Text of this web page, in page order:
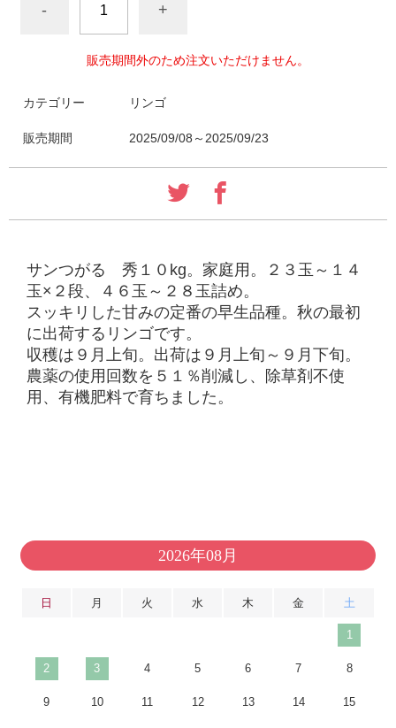
- +
販売期間外のため注文いただけません。
カテゴリー リンゴ
販売期間 2025/09/08～2025/09/23
サンつがる 秀１０kg。家庭用。２３玉～１４
玉×２段、４６玉～２８玉詰め。
スッキリした甘みの定番の早生品種。秋の最初
に出荷するリンゴです。
収穫は９月上旬。出荷は９月上旬～９月下旬。
農薬の使用回数を５１％削減し、除草剤不使
用、有機肥料で育ちました。
2026年08月
日 月 火 水 木 金 土
1
2 3 4 5 6 7 8
9 10 11 12 13 14 15